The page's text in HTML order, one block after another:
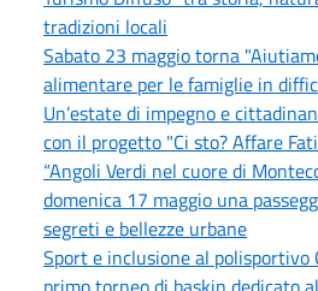
tradizioni locali
Sabato 23 maggio torna
alimentare per le famiglie in
Un’estate di impegno e
con il progetto "Ci sto? Affare
“Angoli Verdi nel cuore di
domenica 17 maggio una
segreti e bellezze urbane
Sport e inclusione al polisportivo